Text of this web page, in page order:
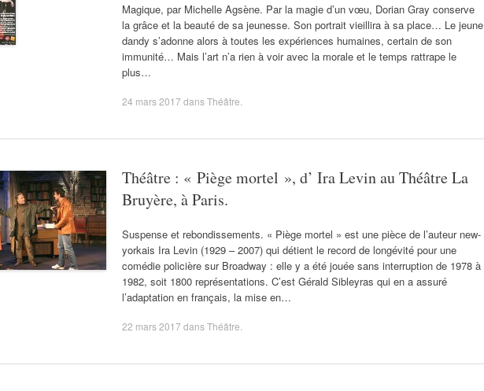
Magique, par Michelle Agsène. Par la magie d’un vœu, Dorian Gray conserve
la grâce et la beauté de sa jeunesse. Son portrait vieillira à sa place… Le jeune
dandy s’adonne alors à toutes les expériences humaines, certain de son
immunité… Mais l’art n’a rien à voir avec la morale et le temps rattrape le
plus…
24 mars 2017 dansThéâtre
Théâtre : « Piège mortel », d’ Ira Levin au Théâtre La
Bruyère, à Paris.
Suspense et rebondissements. « Piège mortel » est une pièce de l’auteur new-
yorkais Ira Levin (1929 – 2007) qui détient le record de longévité pour une
comédie policière sur Broadway : elle y a été jouée sans interruption de 1978 à
1982, soit 1800 représentations. C’est Gérald Sibleyras qui en a assuré
l’adaptation en français, la mise en…
22 mars 2017 dansThéâtre